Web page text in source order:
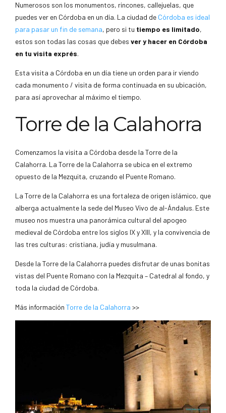
Numerosos son los monumentos, rincones, callejuelas, que
puedes ver en Córdoba en un día. La ciudad de Córdoba es ideal
para pasar un fin de semana, pero si tu tiempo es limitado,
estos son todas las cosas que debes ver y hacer en Córdoba
en tu visita exprés.
Esta visita a Córdoba en un día tiene un orden para ir viendo
cada monumento / visita de forma continuada en su ubicación,
para así aprovechar al máximo el tiempo.
Torre de la Calahorra
Comenzamos la visita a Córdoba desde la Torre de la
Calahorra. La Torre de la Calahorra se ubica en el extremo
opuesto de la Mezquita, cruzando el Puente Romano.
La Torre de la Calahorra es una fortaleza de origen islámico, que
alberga actualmente la sede del Museo Vivo de al-Ándalus. Este
museo nos muestra una panorámica cultural del apogeo
medieval de Córdoba entre los siglos IX y XIII, y la convivencia de
las tres culturas: cristiana, judía y musulmana.
Desde la Torre de la Calahorra puedes disfrutar de unas bonitas
vistas del Puente Romano con la Mezquita – Catedral al fondo, y
toda la ciudad de Córdoba.
Más información Torre de la Calahorra >>